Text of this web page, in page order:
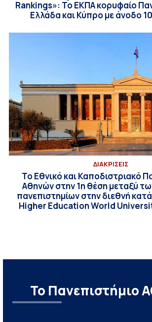
Rankings»: Το ΕΚΠΑ κορυφαίο
Ελλάδα και Κύπρο με άνοδο
ΔΙΑΚΡΙΣΕΙΣ
Το Εθνικό και Καποδιστριακό
Αθηνών στην 1η θέση μεταξύ
πανεπιστημίων στην διεθνή
Higher Education World
Το Πανεπιστήμιο